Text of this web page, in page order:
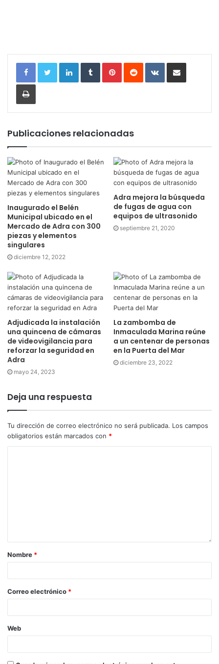
LinkedInTumblrPinterestReddit VKontakteCompartir por correo
Imprimir
Publicaciones relacionadas
Inaugurado el Belén
Municipal ubicado en el
Mercado de Adra con 300
piezas y elementos
singulares
diciembre 12, 2022
Adra mejora la búsqueda
de fugas de agua con
equipos de ultrasonido
septiembre 21, 2020
Adjudicada la instalación
una quincena de cámaras
de videovigilancia para
reforzar la seguridad en
Adra
mayo 24, 2023
La zambomba de
Inmaculada Marina reúne
a un centenar de personas
en la Puerta del Mar
diciembre 23, 2022
Deja una respuesta
Tu dirección de correo electrónico no será publicada. Los campos
obligatorios están marcados con *
Nombre *
Correo electrónico *
Web